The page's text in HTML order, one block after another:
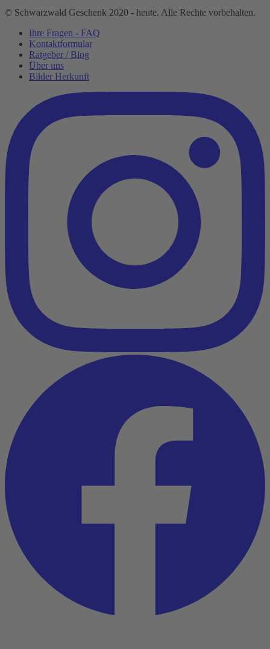
© Schwarzwald Geschenk 2020 - heute. Alle Rechte vorbehalten.
Ihre Fragen - FAQ
Kontaktformular
Ratgeber / Blog
Über uns
Bilder Herkunft